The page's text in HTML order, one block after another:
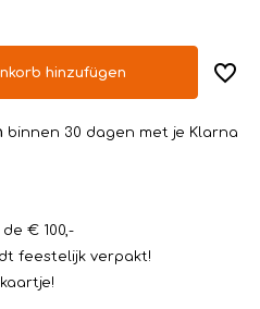
hinzufügen
binnen 30 dagen met je Klarna
€ 100,-
feestelijk verpakt!